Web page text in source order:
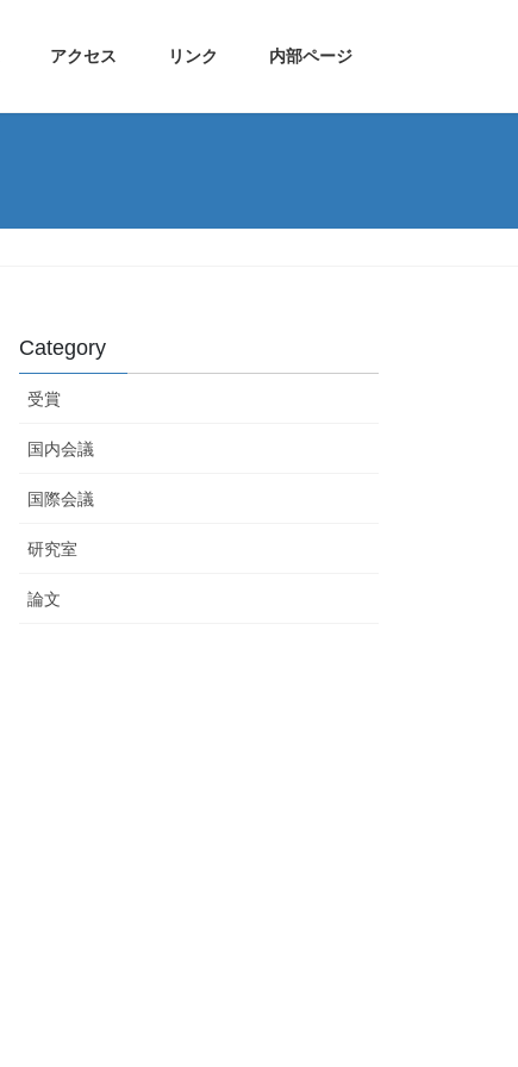
アクセス リンク 内部ページ
Category
受賞
国内会議
国際会議
研究室
論文